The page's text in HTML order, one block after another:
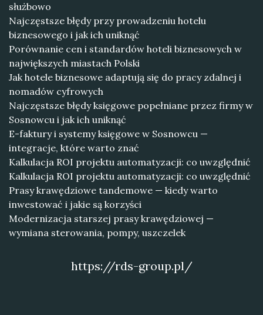
służbowo
Najczęstsze błędy przy prowadzeniu hotelu
biznesowego i jak ich uniknąć
Porównanie cen i standardów hoteli biznesowych w
największych miastach Polski
Jak hotele biznesowe adaptują się do pracy zdalnej i
nomadów cyfrowych
Najczęstsze błędy księgowe popełniane przez firmy w
Sosnowcu i jak ich uniknąć
E-faktury i systemy księgowe w Sosnowcu —
integracje, które warto znać
Kalkulacja ROI projektu automatyzacji: co uwzględnić
Kalkulacja ROI projektu automatyzacji: co uwzględnić
Prasy krawędziowe tandemowe — kiedy warto
inwestować i jakie są korzyści
Modernizacja starszej prasy krawędziowej —
wymiana sterowania, pompy, uszczelek
https://rds-group.pl/